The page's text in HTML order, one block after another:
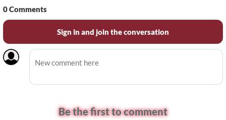
0Comments
Sign in and join the conversation
Be the first to comment